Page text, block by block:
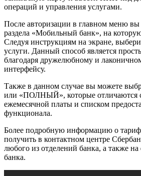
операций и управления услугами.
После авторизации в главном меню вы
раздела «Мобильный банк», на
Следуя инструкциям на экране,
услуги. Данный способ является
благодаря дружелюбному и
интерфейсу.
Также в данном случае вы можете
или «ПОЛНЫЙ», которые отличаются
ежемесячной платы и списком
функционала.
Более подробную информацию о
получить в контактном центре
любого из отделений банка, а также
банка.